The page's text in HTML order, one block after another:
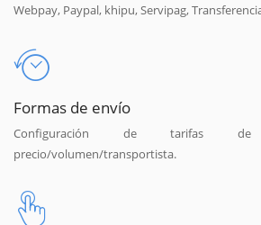
Webpay, Paypal, khipu, Servipag,
Formas de envío
Configuración de tarifas
precio/volumen/transportista.